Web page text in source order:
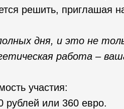
решить, приглашая
дня, и это не
работа –
участия:
рублей или 360 евро.